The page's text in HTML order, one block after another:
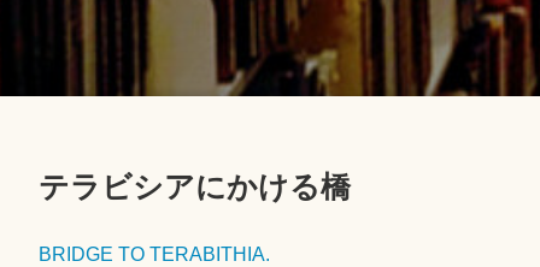
テラビシアにかける橋
BRIDGE TO TERABITHIA.